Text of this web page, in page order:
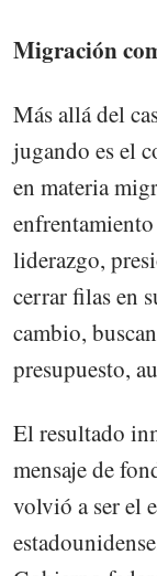
Migración
Más allá del
jugando es el
en materia
liderazgo,
cerrar filas en
cambio,
presupuesto,
El resultado
mensaje de
volvió a ser el